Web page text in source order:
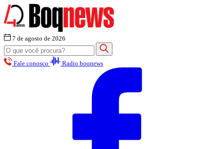
7 de agosto de 2026
Fale conosco Radio boqnews